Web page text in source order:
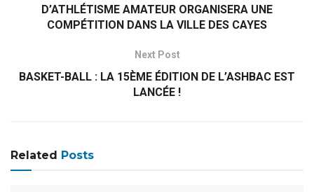
D’ATHLÉTISME AMATEUR ORGANISERA UNE
COMPÉTITION DANS LA VILLE DES CAYES
Next Post
BASKET-BALL : LA 15ÈME ÉDITION DE L’ASHBAC EST
LANCÉE !
Related Posts